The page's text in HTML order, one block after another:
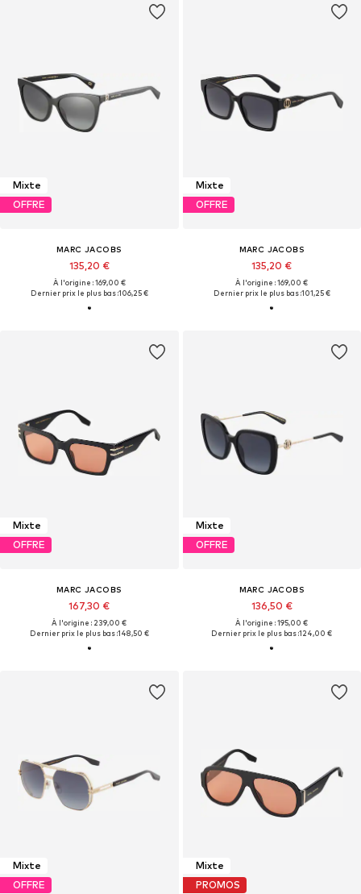
Mixte
OFFRE
MARC JACOBS
135,20 €
À l'origine : 169,00 €
Dernier prix le plus bas :106,25 €
Mixte
OFFRE
MARC JACOBS
135,20 €
À l'origine : 169,00 €
Dernier prix le plus bas :101,25 €
Mixte
OFFRE
MARC JACOBS
167,30 €
À l'origine : 239,00 €
Dernier prix le plus bas :148,50 €
Mixte
OFFRE
MARC JACOBS
136,50 €
À l'origine : 195,00 €
Dernier prix le plus bas :124,00 €
Mixte
OFFRE
Mixte
PROMOS